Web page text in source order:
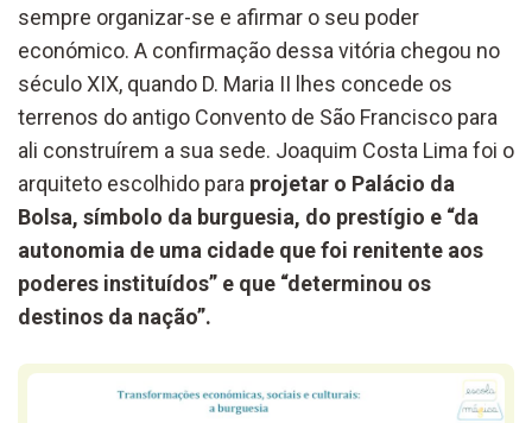
sempre organizar-se e afirmar o seu poder
económico. A confirmação dessa vitória chegou no
século XIX, quando D. Maria II lhes concede os
terrenos do antigo Convento de São Francisco para
ali construírem a sua sede. Joaquim Costa Lima foi o
arquiteto escolhido para projetar o Palácio da
Bolsa, símbolo da burguesia, do prestígio e “da
autonomia de uma cidade que foi renitente aos
poderes instituídos” e que “determinou os
destinos da nação”.